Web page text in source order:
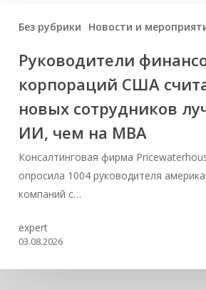
Без рубрики Новости и
Руководители
корпораций США
новых сотрудников
ИИ, чем на МВА
Консалтинговая фирма
опросила 1004 руководителя
компаний с…
expert
03.08.2026